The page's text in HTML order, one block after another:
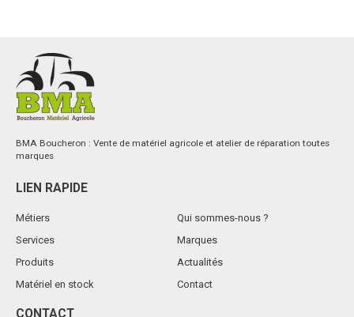
BMA Boucheron : Vente de matériel agricole et atelier de réparation toutes
marques
LIEN RAPIDE
Métiers
Services
Produits
Matériel en stock
Qui sommes-nous ?
Marques
Actualités
Contact
CONTACT